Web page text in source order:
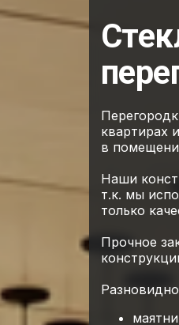
квартирах
в
Наши
т.к. мы
только
Прочное